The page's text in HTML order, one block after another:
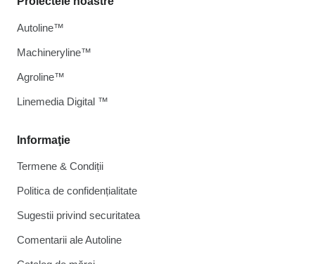
Informaţie
Termene & Condiții
Politica de confidențialitate
Sugestii privind securitatea
Comentarii ale Autoline
Autoline™
Machineryline™
Agroline™
Linemedia Digital ™